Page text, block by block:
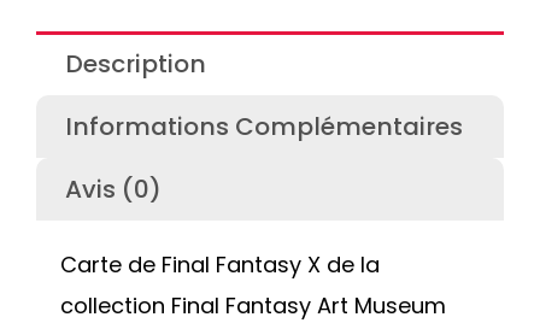
Description
Informations Complémentaires
Avis (0)
Carte de Final Fantasy X de la
collection Final Fantasy Art Museum